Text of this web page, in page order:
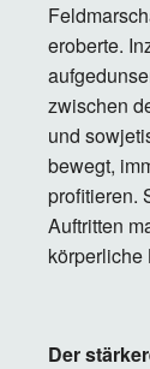
eroberte.
zwischen
und
bewegt,
profitieren.
Auftritten
körperliche
Der